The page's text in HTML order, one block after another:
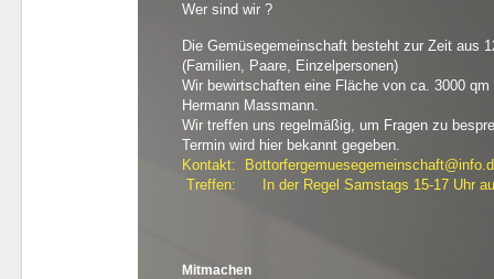
Wer sind wir ?
Die Gemüsegemeinschaft besteht zur Zeit aus
(Familien, Paare, Einzelpersonen)
Wir bewirtschaften eine Fläche von ca. 3000
Hermann Massmann.
Wir treffen uns regelmäßig, um Fragen zu
Termin wird hier bekannt gegeben.
Kontakt:
Treffen: In der Regel Samstags 15-17 Uhr
Mitmachen